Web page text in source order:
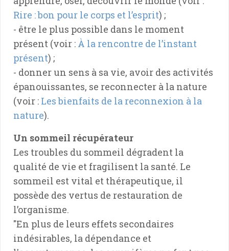
Rire : bon pour le corps et l’esprit) ;
- être le plus possible dans le moment
présent (voir : À la rencontre de l’instant
présent) ;
- donner un sens à sa vie, avoir des activités
épanouissantes, se reconnecter à la nature
(voir : Les bienfaits de la reconnexion à la
nature).
Un sommeil récupérateur
Les troubles du sommeil dégradent la
qualité de vie et fragilisent la santé. Le
sommeil est vital et thérapeutique, il
possède des vertus de restauration de
l’organisme.
"En plus de leurs effets secondaires
indésirables, la dépendance et